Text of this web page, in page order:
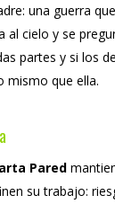
una guerra
al cielo y se
partes y si los
mismo que ella.
Pared
su trabajo: